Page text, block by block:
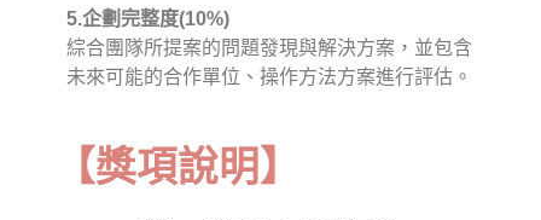
5.企劃完整度(10%)
綜合團隊所提案的問題發現與解決方案，並包含
未來可能的合作單位、操作方法方案進行評估。
【獎項說明】